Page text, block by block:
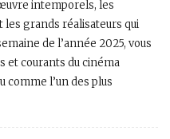
intemporels, les
les grands réalisateurs qui
de l’année 2025, vous
et courants du cinéma
comme l’un des plus